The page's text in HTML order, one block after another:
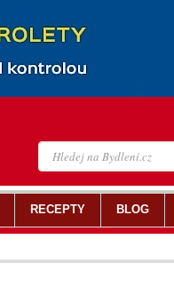
RECEPTY BLOG